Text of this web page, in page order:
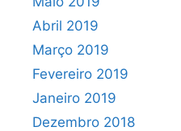
Abril 2019
Março 2019
Fevereiro 2019
Janeiro 2019
Dezembro 2018